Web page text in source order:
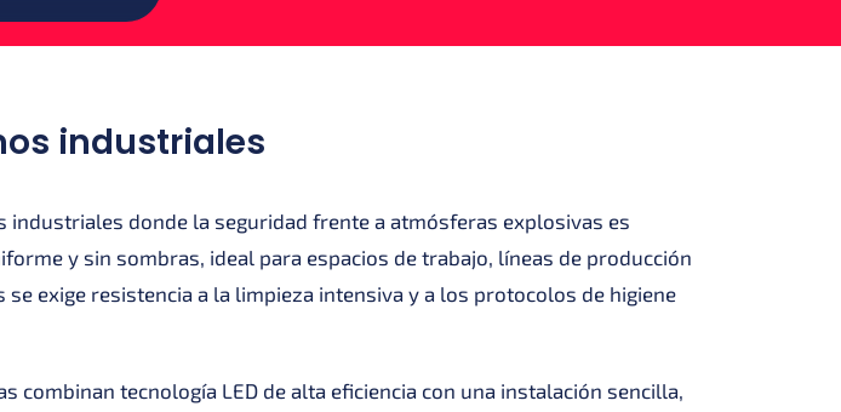
industriales
donde la seguridad frente a atmósferas explosivas es
y sin sombras, ideal para espacios de trabajo, líneas de producción
exige resistencia a la limpieza intensiva y a los protocolos de higiene
tecnología LED de alta eficiencia con una instalación sencilla,